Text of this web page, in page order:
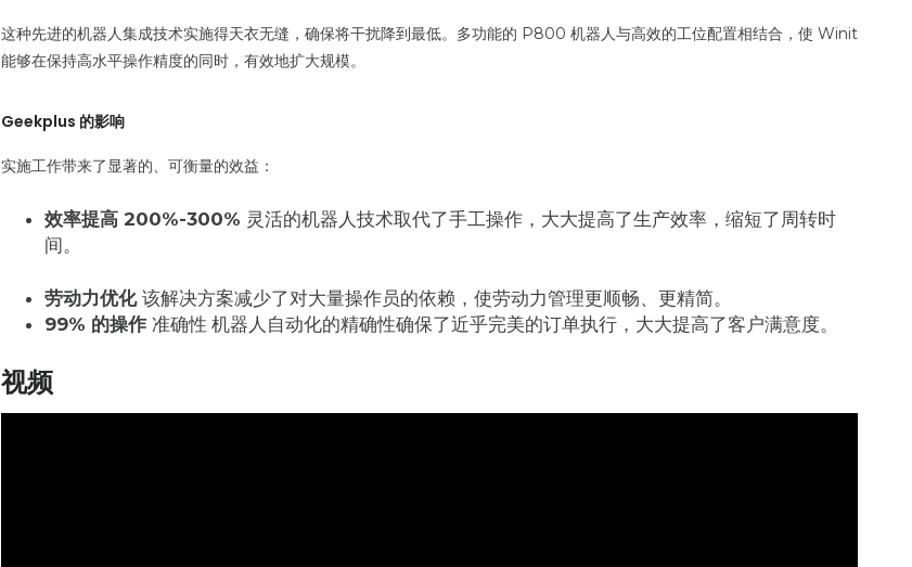
这种先进的机器人集成技术实施得天衣无缝，确保将干扰降到最低。多功能的 P800 机器人与高效的工位配置相结合，使 Winit
能够在保持高水平操作精度的同时，有效地扩大规模。
Geekplus 的影响
实施工作带来了显著的、可衡量的效益：
效率提高 200%-300% 灵活的机器人技术取代了手工操作，大大提高了生产效率，缩短了周转时
间。
劳动力优化 该解决方案减少了对大量操作员的依赖，使劳动力管理更顺畅、更精简。
99% 的操作 准确性 机器人自动化的精确性确保了近乎完美的订单执行，大大提高了客户满意度。
视频